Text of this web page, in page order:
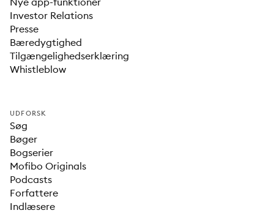
Investor Relations
Presse
Bæredygtighed
Tilgængelighedserklæring
Whistleblow
UDFORSK
Søg
Bøger
Bogserier
Mofibo Originals
Podcasts
Forfattere
Indlæsere